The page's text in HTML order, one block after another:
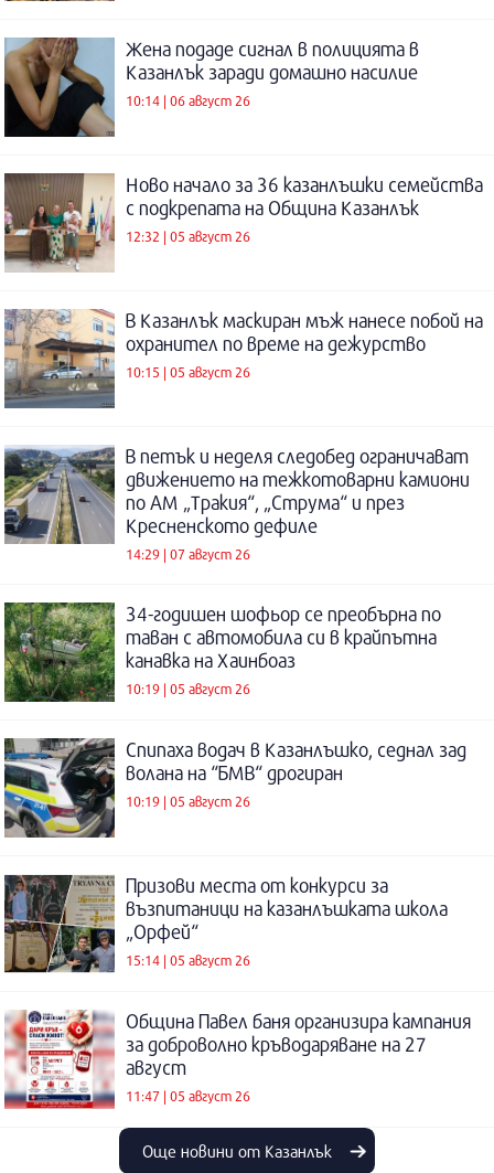
Жена подаде сигнал в полицията в
Казанлък заради домашно насилие
10:14 | 06 август 26
Ново начало за 36 казанлъшки семейства
с подкрепата на Община Казанлък
12:32 | 05 август 26
В Казанлък маскиран мъж нанесе побой на
охранител по време на дежурство
10:15 | 05 август 26
В петък и неделя следобед ограничават
движението на тежкотоварни камиони
по АМ „Тракия“, „Струма“ и през
Кресненското дефиле
14:29 | 07 август 26
34-годишен шофьор се преобърна по
таван с автомобила си в крайпътна
канавка на Хаинбоаз
10:19 | 05 август 26
Спипаха водач в Казанлъшко, седнал зад
волана на “БМВ“ дрогиран
10:19 | 05 август 26
Призови места от конкурси за
възпитаници на казанлъшката школа
„Орфей“
15:14 | 05 август 26
Община Павел баня организира кампания
за доброволно кръводаряване на 27
август
11:47 | 05 август 26
Още новини от Казанлък